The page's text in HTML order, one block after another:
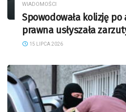
WIADOMOŚCI
Spowodowała kolizję
prawna usłyszała
15 LIPCA 2026